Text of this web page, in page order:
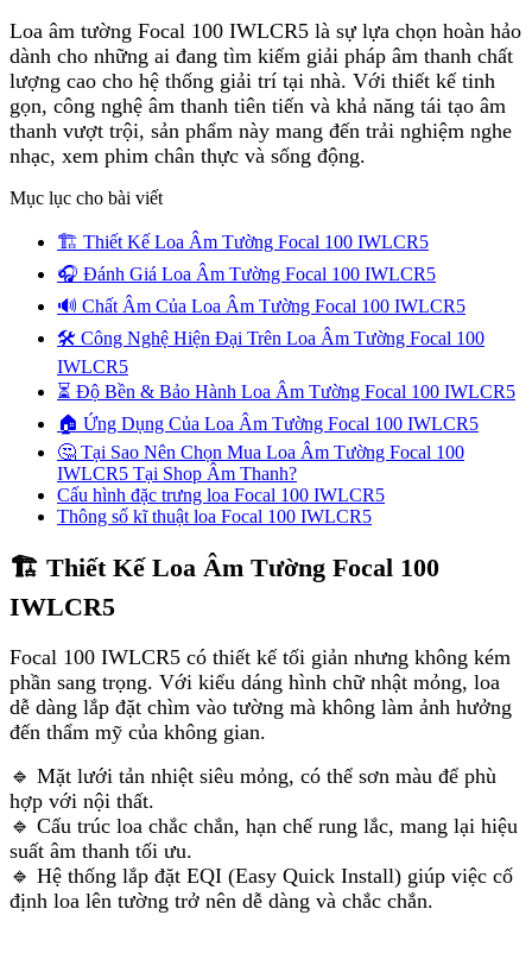
Loa âm tường Focal 100 IWLCR5 là sự lựa chọn hoàn hảo
dành cho những ai đang tìm kiếm giải pháp âm thanh chất
lượng cao cho hệ thống giải trí tại nhà. Với thiết kế tinh
gọn, công nghệ âm thanh tiên tiến và khả năng tái tạo âm
thanh vượt trội, sản phẩm này mang đến trải nghiệm nghe
nhạc, xem phim chân thực và sống động.
Mục lục cho bài viết
🏗️ Thiết Kế Loa Âm Tường Focal 100 IWLCR5
🎧 Đánh Giá Loa Âm Tường Focal 100 IWLCR5
🔊 Chất Âm Của Loa Âm Tường Focal 100 IWLCR5
🛠️ Công Nghệ Hiện Đại Trên Loa Âm Tường Focal 100
IWLCR5
⏳ Độ Bền & Bảo Hành Loa Âm Tường Focal 100 IWLCR5
🏠 Ứng Dụng Của Loa Âm Tường Focal 100 IWLCR5
🤔 Tại Sao Nên Chọn Mua Loa Âm Tường Focal 100
IWLCR5 Tại Shop Âm Thanh?
Cấu hình đặc trưng loa Focal 100 IWLCR5
Thông số kĩ thuật loa Focal 100 IWLCR5
🏗️ Thiết Kế Loa Âm Tường Focal 100
IWLCR5
Focal 100 IWLCR5 có thiết kế tối giản nhưng không kém
phần sang trọng. Với kiểu dáng hình chữ nhật mỏng, loa
dễ dàng lắp đặt chìm vào tường mà không làm ảnh hưởng
đến thẩm mỹ của không gian.
🔹 Mặt lưới tản nhiệt siêu mỏng, có thể sơn màu để phù
hợp với nội thất.
🔹 Cấu trúc loa chắc chắn, hạn chế rung lắc, mang lại hiệu
suất âm thanh tối ưu.
🔹 Hệ thống lắp đặt EQI (Easy Quick Install) giúp việc cố
định loa lên tường trở nên dễ dàng và chắc chắn.